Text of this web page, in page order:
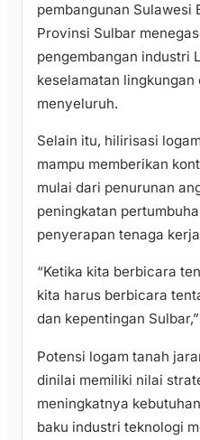
pembangunan Sulawesi
Provinsi Sulbar
pengembangan industri
keselamatan
menyeluruh.
Selain itu, hilirisasi
mampu memberikan
mulai dari penurunan
peningkatan
penyerapan tenaga
“Ketika kita berbicara
kita harus berbicara
dan kepentingan
Potensi logam tanah
dinilai memiliki nilai
meningkatnya
baku industri teknologi